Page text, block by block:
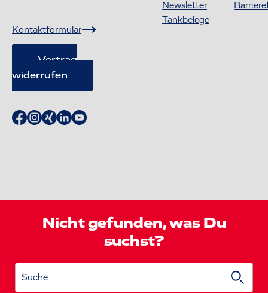
Kontaktformular
Vertrag
widerrufen
Newsletter
Tankbelege
Nicht gefunden, was Du
suchst?
Suche